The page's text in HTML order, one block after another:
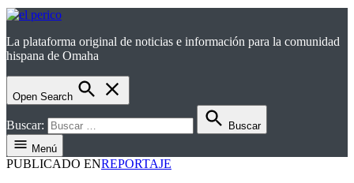
el perico
La plataforma original de noticias e información para la comunidad
hispana de Omaha
Open Search
Buscar:
Buscar
Menú
PUBLICADO ENREPORTAJE